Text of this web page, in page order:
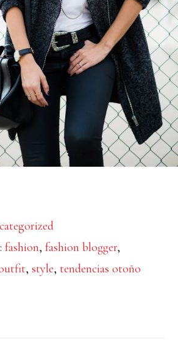
fashion,fashion blogger,
,style, tendencias otoño